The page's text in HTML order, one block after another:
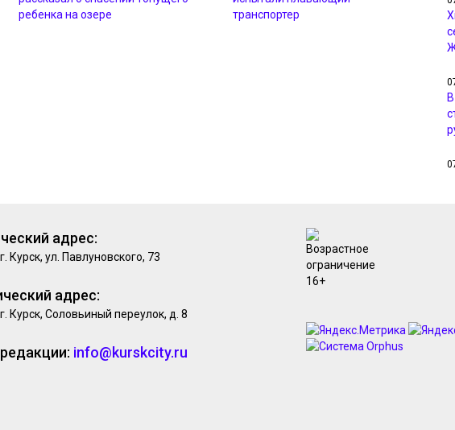
ребенка на озере
транспортер
адрес:
Курск, ул. Павлуновского, 73
адрес:
Курск, Соловьиный переулок, д. 8
info@kurskcity.ru